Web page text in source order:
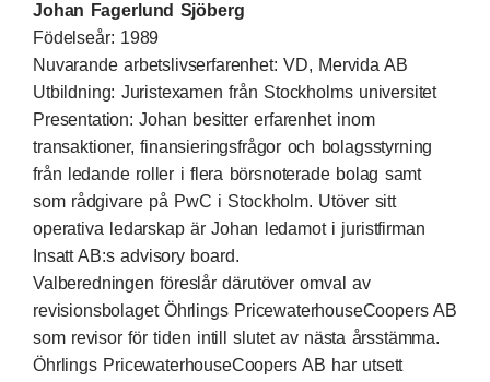
Johan Fagerlund Sjöberg
Födelseår: 1989
Nuvarande arbetslivserfarenhet: VD, Mervida AB
Utbildning: Juristexamen från Stockholms universitet
Presentation: Johan besitter erfarenhet inom
transaktioner, finansieringsfrågor och bolagsstyrning
från ledande roller i flera börsnoterade bolag samt
som rådgivare på PwC i Stockholm. Utöver sitt
operativa ledarskap är Johan ledamot i juristfirman
Insatt AB:s advisory board.
Valberedningen föreslår därutöver omval av
revisionsbolaget Öhrlings PricewaterhouseCoopers AB
som revisor för tiden intill slutet av nästa årsstämma.
Öhrlings PricewaterhouseCoopers AB har utsett